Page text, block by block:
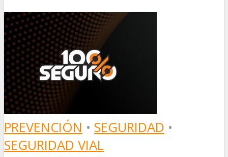
PREVENCIÓN • SEGURIDAD •
SEGURIDAD VIAL